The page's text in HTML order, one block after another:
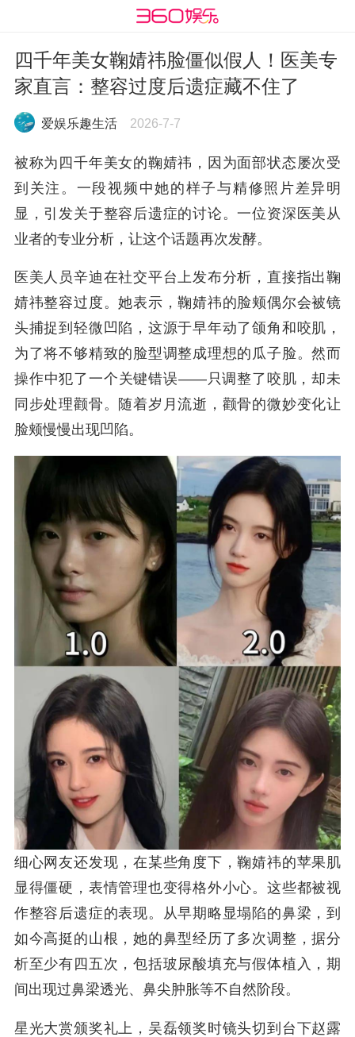
四千年美女鞠婧祎脸僵似假人！医美专
家直言：整容过度后遗症藏不住了
爱娱乐趣生活 2026-7-7
被称为四千年美女的鞠婧祎，因为面部状态屡次受
到关注。一段视频中她的样子与精修照片差异明
显，引发关于整容后遗症的讨论。一位资深医美从
业者的专业分析，让这个话题再次发酵。
医美人员辛迪在社交平台上发布分析，直接指出鞠
婧祎整容过度。她表示，鞠婧祎的脸颊偶尔会被镜
头捕捉到轻微凹陷，这源于早年动了颌角和咬肌，
为了将不够精致的脸型调整成理想的瓜子脸。然而
操作中犯了一个关键错误——只调整了咬肌，却未
同步处理颧骨。随着岁月流逝，颧骨的微妙变化让
脸颊慢慢出现凹陷。
细心网友还发现，在某些角度下，鞠婧祎的苹果肌
显得僵硬，表情管理也变得格外小心。这些都被视
作整容后遗症的表现。从早期略显塌陷的鼻梁，到
如今高挺的山根，她的鼻型经历了多次调整，据分
析至少有四五次，包括玻尿酸填充与假体植入，期
间出现过鼻梁透光、鼻尖肿胀等不自然阶段。
星光大赏颁奖礼上，吴磊领奖时镜头切到台下赵露